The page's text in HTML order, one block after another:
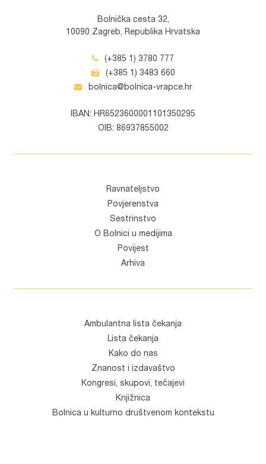
Bolnička cesta 32,
10090 Zagreb, Republika Hrvatska
(+385 1) 3780 777
(+385 1) 3483 660
bolnica@bolnica-vrapce.hr
IBAN: HR6523600001101350295
OIB: 86937855002
Ravnateljstvo
Povjerenstva
Sestrinstvo
O Bolnici u medijima
Povijest
Arhiva
Ambulantna lista čekanja
Lista čekanja
Kako do nas
Znanost i izdavaštvo
Kongresi, skupovi, tečajevi
Knjižnica
Bolnica u kulturno društvenom kontekstu